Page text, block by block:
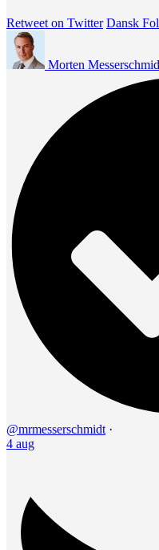
Retweet on Twitter Dansk
Morten
@mrmesserschmidt ·
4 aug